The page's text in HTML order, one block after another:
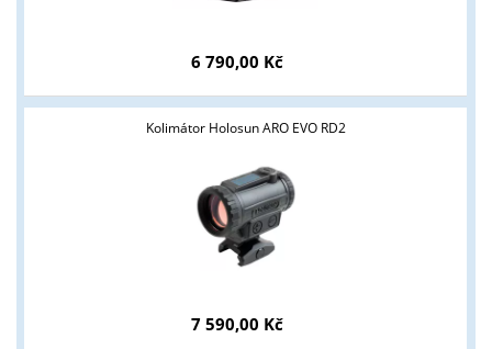
6 790,00 Kč
Kolimátor Holosun ARO EVO RD2
7 590,00 Kč